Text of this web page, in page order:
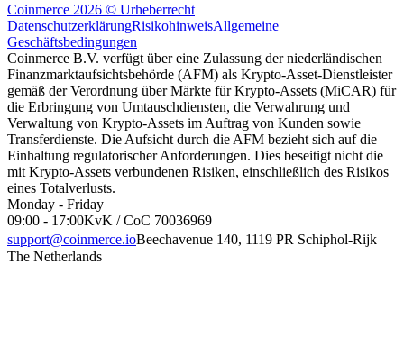
Coinmerce 2026 © Urheberrecht
DatenschutzerklärungRisikohinweisAllgemeine
Geschäftsbedingungen
Coinmerce B.V. verfügt über eine Zulassung der niederländischen
Finanzmarktaufsichtsbehörde (AFM) als Krypto-Asset-Dienstleister
gemäß der Verordnung über Märkte für Krypto-Assets (MiCAR) für
die Erbringung von Umtauschdiensten, die Verwahrung und
Verwaltung von Krypto-Assets im Auftrag von Kunden sowie
Transferdienste. Die Aufsicht durch die AFM bezieht sich auf die
Einhaltung regulatorischer Anforderungen. Dies beseitigt nicht die
mit Krypto-Assets verbundenen Risiken, einschließlich des Risikos
eines Totalverlusts.
Monday - Friday
09:00 - 17:00KvK / CoC 70036969
support@coinmerce.ioBeechavenue 140, 1119 PR Schiphol-Rijk
The Netherlands